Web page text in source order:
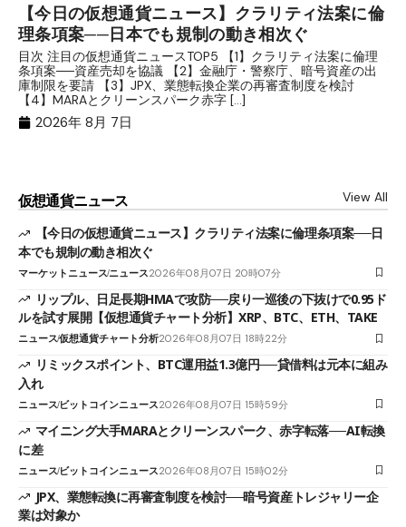
【今日の仮想通貨ニュース】クラリティ法案に倫
理条項案──日本でも規制の動き相次ぐ
目次 注目の仮想通貨ニュースTOP5 【1】クラリティ法案に倫理
条項案──資産売却を協議 【2】金融庁・警察庁、暗号資産の出
庫制限を要請 【3】JPX、業態転換企業の再審査制度を検討
【4】MARAとクリーンスパーク赤字 […]
2026年 8月 7日
仮想通貨ニュース View All
【今日の仮想通貨ニュース】クラリティ法案に倫理条項案──日
本でも規制の動き相次ぐ
マーケットニュースニュース2026年08月07日 20時07分
リップル、日足長期HMAで攻防──戻り一巡後の下抜けで0.95ド
ルを試す展開【仮想通貨チャート分析】XRP、BTC、ETH、TAKE
ニュース仮想通貨チャート分析2026年08月07日 18時22分
リミックスポイント、BTC運用益1.3億円──貸借料は元本に組み
入れ
ニュースビットコインニュース2026年08月07日 15時59分
マイニング大手MARAとクリーンスパーク、赤字転落──AI転換
に差
ニュースビットコインニュース2026年08月07日 15時02分
JPX、業態転換に再審査制度を検討──暗号資産トレジャリー企
業は対象か